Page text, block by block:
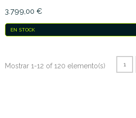
3.799,00 €
EN STOCK
Mostrar 1-12 of 120 elemento(s) 1